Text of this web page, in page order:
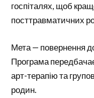
госпіталях, щоб
посттравматичних
Мета — повернення
Програма передбачає
арт-терапію та
родин.